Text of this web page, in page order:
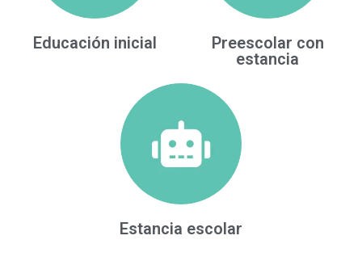
Educación inicial
Preescolar con
estancia
Estancia escolar